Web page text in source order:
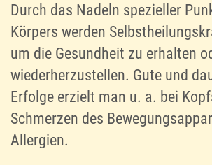
Durch das Nadeln spezieller
Körpers werden
um die Gesundheit zu erhalten
wiederherzustellen. Gute und
Erfolge erzielt man u. a. bei
Schmerzen des
Allergien.